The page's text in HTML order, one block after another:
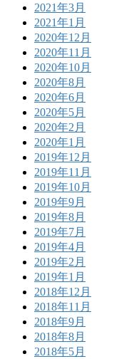
2021年3月
2021年1月
2020年12月
2020年11月
2020年10月
2020年8月
2020年6月
2020年5月
2020年2月
2020年1月
2019年12月
2019年11月
2019年10月
2019年9月
2019年8月
2019年7月
2019年4月
2019年2月
2019年1月
2018年12月
2018年11月
2018年9月
2018年8月
2018年5月